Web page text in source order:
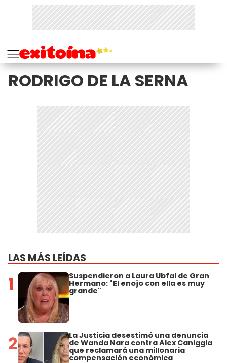
RODRIGO DE LA SERNA
LAS MÁS LEÍDAS
1 Suspendieron a Laura Ubfal de Gran
Hermano: "El enojo con ella es muy
grande"
2 La Justicia desestimó una denuncia
de Wanda Nara contra Alex Caniggia
que reclamará una millonaria
compensación económica